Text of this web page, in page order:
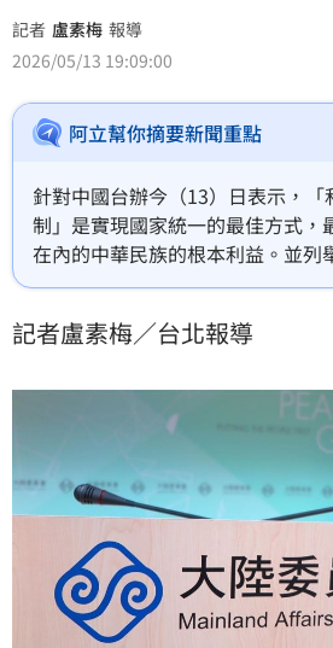
記者 盧素梅 報導
2026/05/13 19:09:00
阿立幫你摘要新聞重點
針對中國台辦今（13）日表示，「
制」是實現國家統一的最佳方式，
在內的中華民族的根本利益。並列
族尊嚴提升，志氣底氣更足，有強
不做改變，再多的中華文化包裝對
記者盧素梅／台北報導